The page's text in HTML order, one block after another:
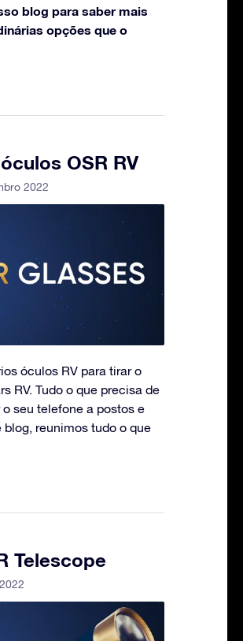
blog para saber mais
opções que o
OSR RV
2022
óculos RV para tirar o
RV. Tudo o que precisa de
seu telefone a postos e
reunimos tudo o que
Telescope